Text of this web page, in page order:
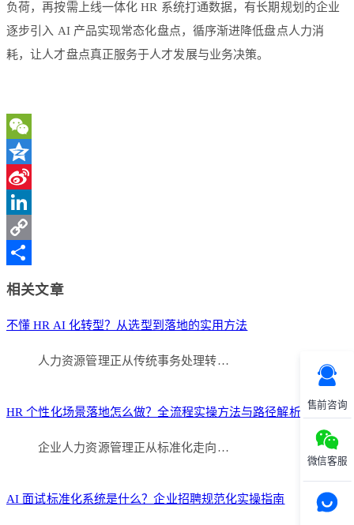
售前咨询
微信客服
负荷，再按需上线一体化 HR 系统打通数据，有长期规划的企业
逐步引入 AI 产品实现常态化盘点，循序渐进降低盘点人力消
耗，让人才盘点真正服务于人才发展与业务决策。
WeChat
Qzone
Sina
Weibo
LinkedIn
Copy
相关文章
不懂 HR AI 化转型？从选型到落地的实用方法
人力资源管理正从传统事务处理转…
HR 个性化场景落地怎么做？全流程实操方法与路径解析
企业人力资源管理正从标准化走向…
AI 面试标准化系统是什么？企业招聘规范化实操指南